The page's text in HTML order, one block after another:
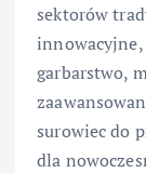
sektorów
garbarstwo,
surowiec do
dla